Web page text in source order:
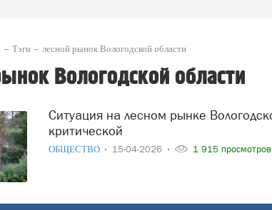
Тэги лесной рынок Вологодской области
Вологодской области
Ситуация на лесном рынке Вологодской области близка к
критической
ОБЩЕСТВО 15-04-2026 1 915 просмотров